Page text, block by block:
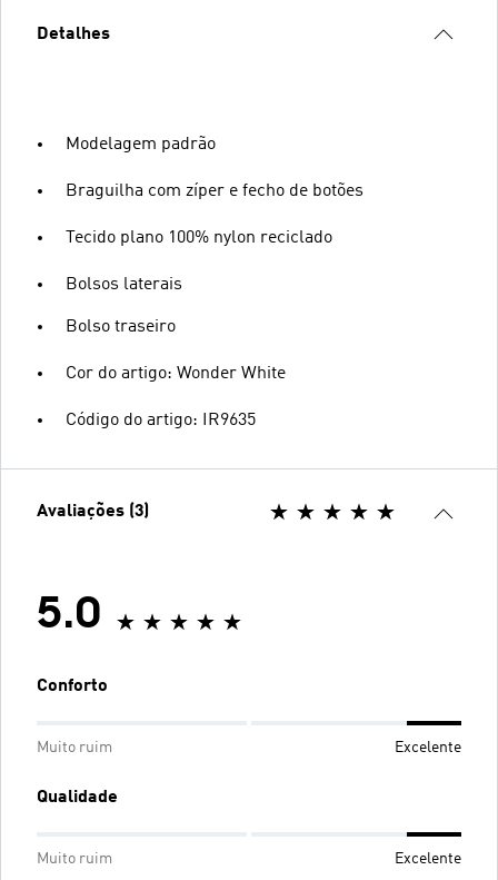
Detalhes
Modelagem padrão
Braguilha com zíper e fecho de botões
Tecido plano 100% nylon reciclado
Bolsos laterais
Bolso traseiro
Cor do artigo: Wonder White
Código do artigo: IR9635
Avaliações (3)
5.0
Conforto
Muito ruim Excelente
Qualidade
Muito ruim Excelente